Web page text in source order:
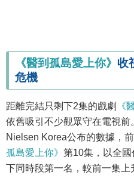
《醫到孤島愛上你》 收
危機
距離完結只剩下2集的戲劇 《
依舊吸引不少觀眾守在電視
Nielsen Korea公布的數據，
孤島愛上你》 第10集，以全
下同時段第一名，較前一集